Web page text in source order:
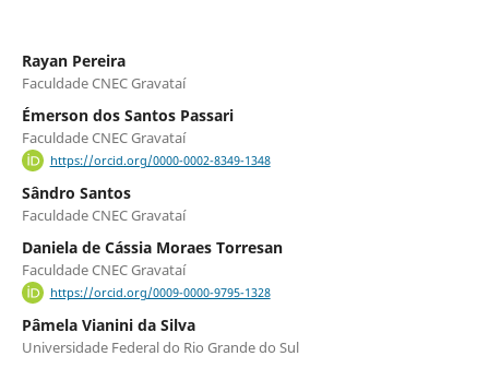
Rayan Pereira
Faculdade CNEC Gravataí
Émerson dos Santos Passari
Faculdade CNEC Gravataí
https://orcid.org/0000-0002-8349-1348
Sândro Santos
Faculdade CNEC Gravataí
Daniela de Cássia Moraes Torresan
Faculdade CNEC Gravataí
https://orcid.org/0009-0000-9795-1328
Pâmela Vianini da Silva
Universidade Federal do Rio Grande do Sul